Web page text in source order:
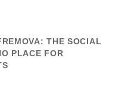
THE SOCIAL
PLACE FOR